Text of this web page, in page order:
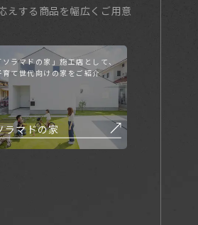
えする商品を幅広くご用意
ソラマドの家」施工店として、
育て世代向けの家をご紹介
ラマドの家